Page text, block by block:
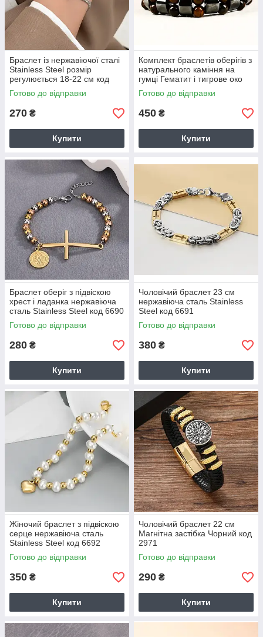
Браслет із нержавіючої сталі
Stainless Steel розмір
регулюється 18-22 см код
4297
Готово до відправки
270 ₴
Купити
Комплект браслетів оберігів з
натурального каміння на
гумці Гематит і тигрове око
код 6686
Готово до відправки
450 ₴
Купити
Браслет оберіг з підвіскою
хрест і ладанка нержавіюча
сталь Stainless Steel код 6690
Готово до відправки
280 ₴
Купити
Чоловічий браслет 23 см
нержавіюча сталь Stainless
Steel код 6691
Готово до відправки
380 ₴
Купити
Жіночий браслет з підвіскою
серце нержавіюча сталь
Stainless Steel код 6692
Готово до відправки
350 ₴
Купити
Чоловічий браслет 22 см
Магнітна застібка Чорний код
2971
Готово до відправки
290 ₴
Купити